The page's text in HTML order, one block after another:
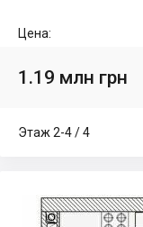
Цена:
1.19 млн грн
Этаж 2-4 / 4